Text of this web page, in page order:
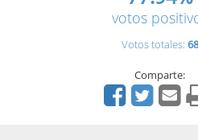
votos
Votos totales: 68
Comparte: